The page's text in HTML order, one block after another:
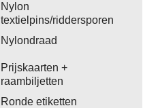
Nylon
textielpins/riddersporen
Nylondraad
Prijskaarten +
raambiljetten
Ronde etiketten